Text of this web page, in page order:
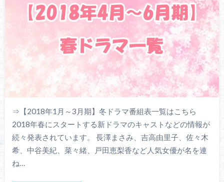
⇒【2018年1月～3月期】冬ドラマ番組表一覧はこちら
2018年春にスタートする新ドラマのキャストなどの情報が
続々発表されています。 長澤まさみ、吉高由里子、佐々木
希、中谷美紀、菜々緒、戸田恵梨香など人気女優が名を連
ね…